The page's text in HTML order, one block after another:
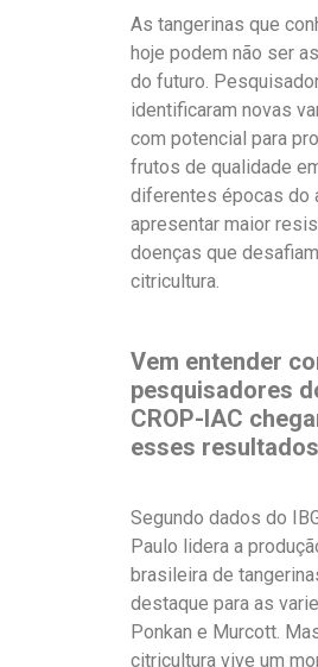
As tangerinas que
hoje podem não ser
do futuro.
identificaram novas
com potencial para
frutos de qualidade
diferentes épocas do
apresentar maior
doenças que
citricultura.
Vem entender
pesquisadores
CROP-IAC
esses
Segundo dados do
Paulo lidera a
brasileira de
destaque para as
Ponkan e Murcott.
citricultura vive um